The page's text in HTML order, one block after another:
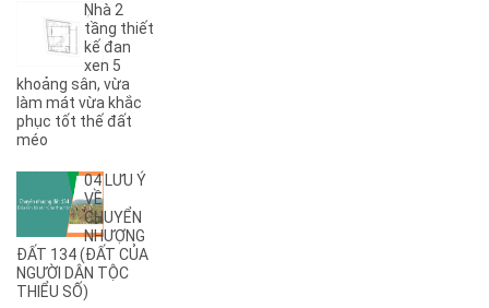
(7)
(3)
A12 (6)
A13(2)
A14(1)
A2(7)
A3(5)
A5(8)
A6(5)
A7(17)
Nhà 2
tầng thiết
kế đan
xen 5
khoảng sân, vừa
làm mát vừa khắc
phục tốt thế đất
méo
04 LƯU Ý
VỀ
CHUYỂN
NHƯỢNG
ĐẤT 134 (ĐẤT CỦA
NGƯỜI DÂN TỘC
THIỂU SỐ)